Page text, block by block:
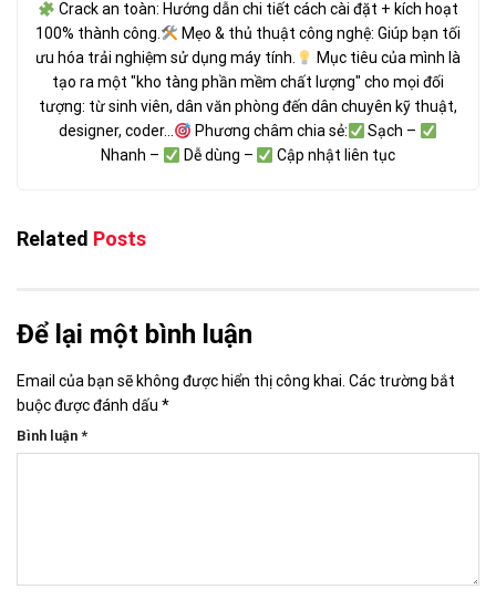
Crack an toàn: Hướng dẫn chi tiết cách cài đặt + kích hoạt
100% thành công.
Mẹo & thủ thuật công nghệ: Giúp bạn tối
ưu hóa trải nghiệm sử dụng máy tính.
Mục tiêu của mình là
tạo ra một "kho tàng phần mềm chất lượng" cho mọi đối
tượng: từ sinh viên, dân văn phòng đến dân chuyên kỹ thuật,
designer, coder...
Phương châm chia sẻ:
Sạch –
Nhanh –
Dễ dùng – Cập nhật liên tục
Related Posts
Để lại một bình luận
Email của bạn sẽ không được hiển thị công khai. Các trường bắt
buộc được đánh dấu *
Bình luận *